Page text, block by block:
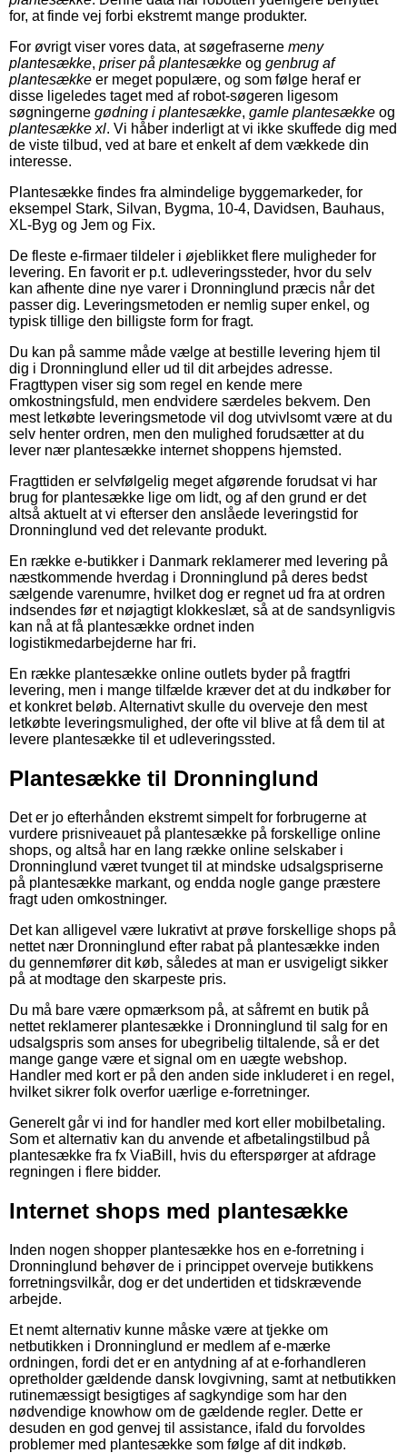
for, at finde vej forbi ekstremt mange produkter.
For øvrigt viser vores data, at søgefraserne meny
plantesække, priser på plantesække og genbrug af
plantesække er meget populære, og som følge heraf er
disse ligeledes taget med af robot-søgeren ligesom
søgningerne gødning i plantesække, gamle plantesække og
plantesække xl. Vi håber inderligt at vi ikke skuffede dig med
de viste tilbud, ved at bare et enkelt af dem vækkede din
interesse.
Plantesække findes fra almindelige byggemarkeder, for
eksempel Stark, Silvan, Bygma, 10-4, Davidsen, Bauhaus,
XL-Byg og Jem og Fix.
De fleste e-firmaer tildeler i øjeblikket flere muligheder for
levering. En favorit er p.t. udleveringssteder, hvor du selv
kan afhente dine nye varer i Dronninglund præcis når det
passer dig. Leveringsmetoden er nemlig super enkel, og
typisk tillige den billigste form for fragt.
Du kan på samme måde vælge at bestille levering hjem til
dig i Dronninglund eller ud til dit arbejdes adresse.
Fragttypen viser sig som regel en kende mere
omkostningsfuld, men endvidere særdeles bekvem. Den
mest letkøbte leveringsmetode vil dog utvivlsomt være at du
selv henter ordren, men den mulighed forudsætter at du
lever nær plantesække internet shoppens hjemsted.
Fragttiden er selvfølgelig meget afgørende forudsat vi har
brug for plantesække lige om lidt, og af den grund er det
altså aktuelt at vi efterser den anslåede leveringstid for
Dronninglund ved det relevante produkt.
En række e-butikker i Danmark reklamerer med levering på
næstkommende hverdag i Dronninglund på deres bedst
sælgende varenumre, hvilket dog er regnet ud fra at ordren
indsendes før et nøjagtigt klokkeslæt, så at de sandsynligvis
kan nå at få plantesække ordnet inden
logistikmedarbejderne har fri.
En række plantesække online outlets byder på fragtfri
levering, men i mange tilfælde kræver det at du indkøber for
et konkret beløb. Alternativt skulle du overveje den mest
letkøbte leveringsmulighed, der ofte vil blive at få dem til at
levere plantesække til et udleveringssted.
Plantesække til Dronninglund
Det er jo efterhånden ekstremt simpelt for forbrugerne at
vurdere prisniveauet på plantesække på forskellige online
shops, og altså har en lang række online selskaber i
Dronninglund været tvunget til at mindske udsalgspriserne
på plantesække markant, og endda nogle gange præstere
fragt uden omkostninger.
Det kan alligevel være lukrativt at prøve forskellige shops på
nettet nær Dronninglund efter rabat på plantesække inden
du gennemfører dit køb, således at man er usvigeligt sikker
på at modtage den skarpeste pris.
Du må bare være opmærksom på, at såfremt en butik på
nettet reklamerer plantesække i Dronninglund til salg for en
udsalgspris som anses for ubegribelig tiltalende, så er det
mange gange være et signal om en uægte webshop.
Handler med kort er på den anden side inkluderet i en regel,
hvilket sikrer folk overfor uærlige e-forretninger.
Generelt går vi ind for handler med kort eller mobilbetaling.
Som et alternativ kan du anvende et afbetalingstilbud på
plantesække fra fx ViaBill, hvis du efterspørger at afdrage
regningen i flere bidder.
Internet shops med plantesække
Inden nogen shopper plantesække hos en e-forretning i
Dronninglund behøver de i princippet overveje butikkens
forretningsvilkår, dog er det undertiden et tidskrævende
arbejde.
Et nemt alternativ kunne måske være at tjekke om
netbutikken i Dronninglund er medlem af e-mærke
ordningen, fordi det er en antydning af at e-forhandleren
opretholder gældende dansk lovgivning, samt at netbutikken
rutinemæssigt besigtiges af sagkyndige som har den
nødvendige knowhow om de gældende regler. Dette er
desuden en god genvej til assistance, ifald du forvoldes
problemer med plantesække som følge af dit indkøb.